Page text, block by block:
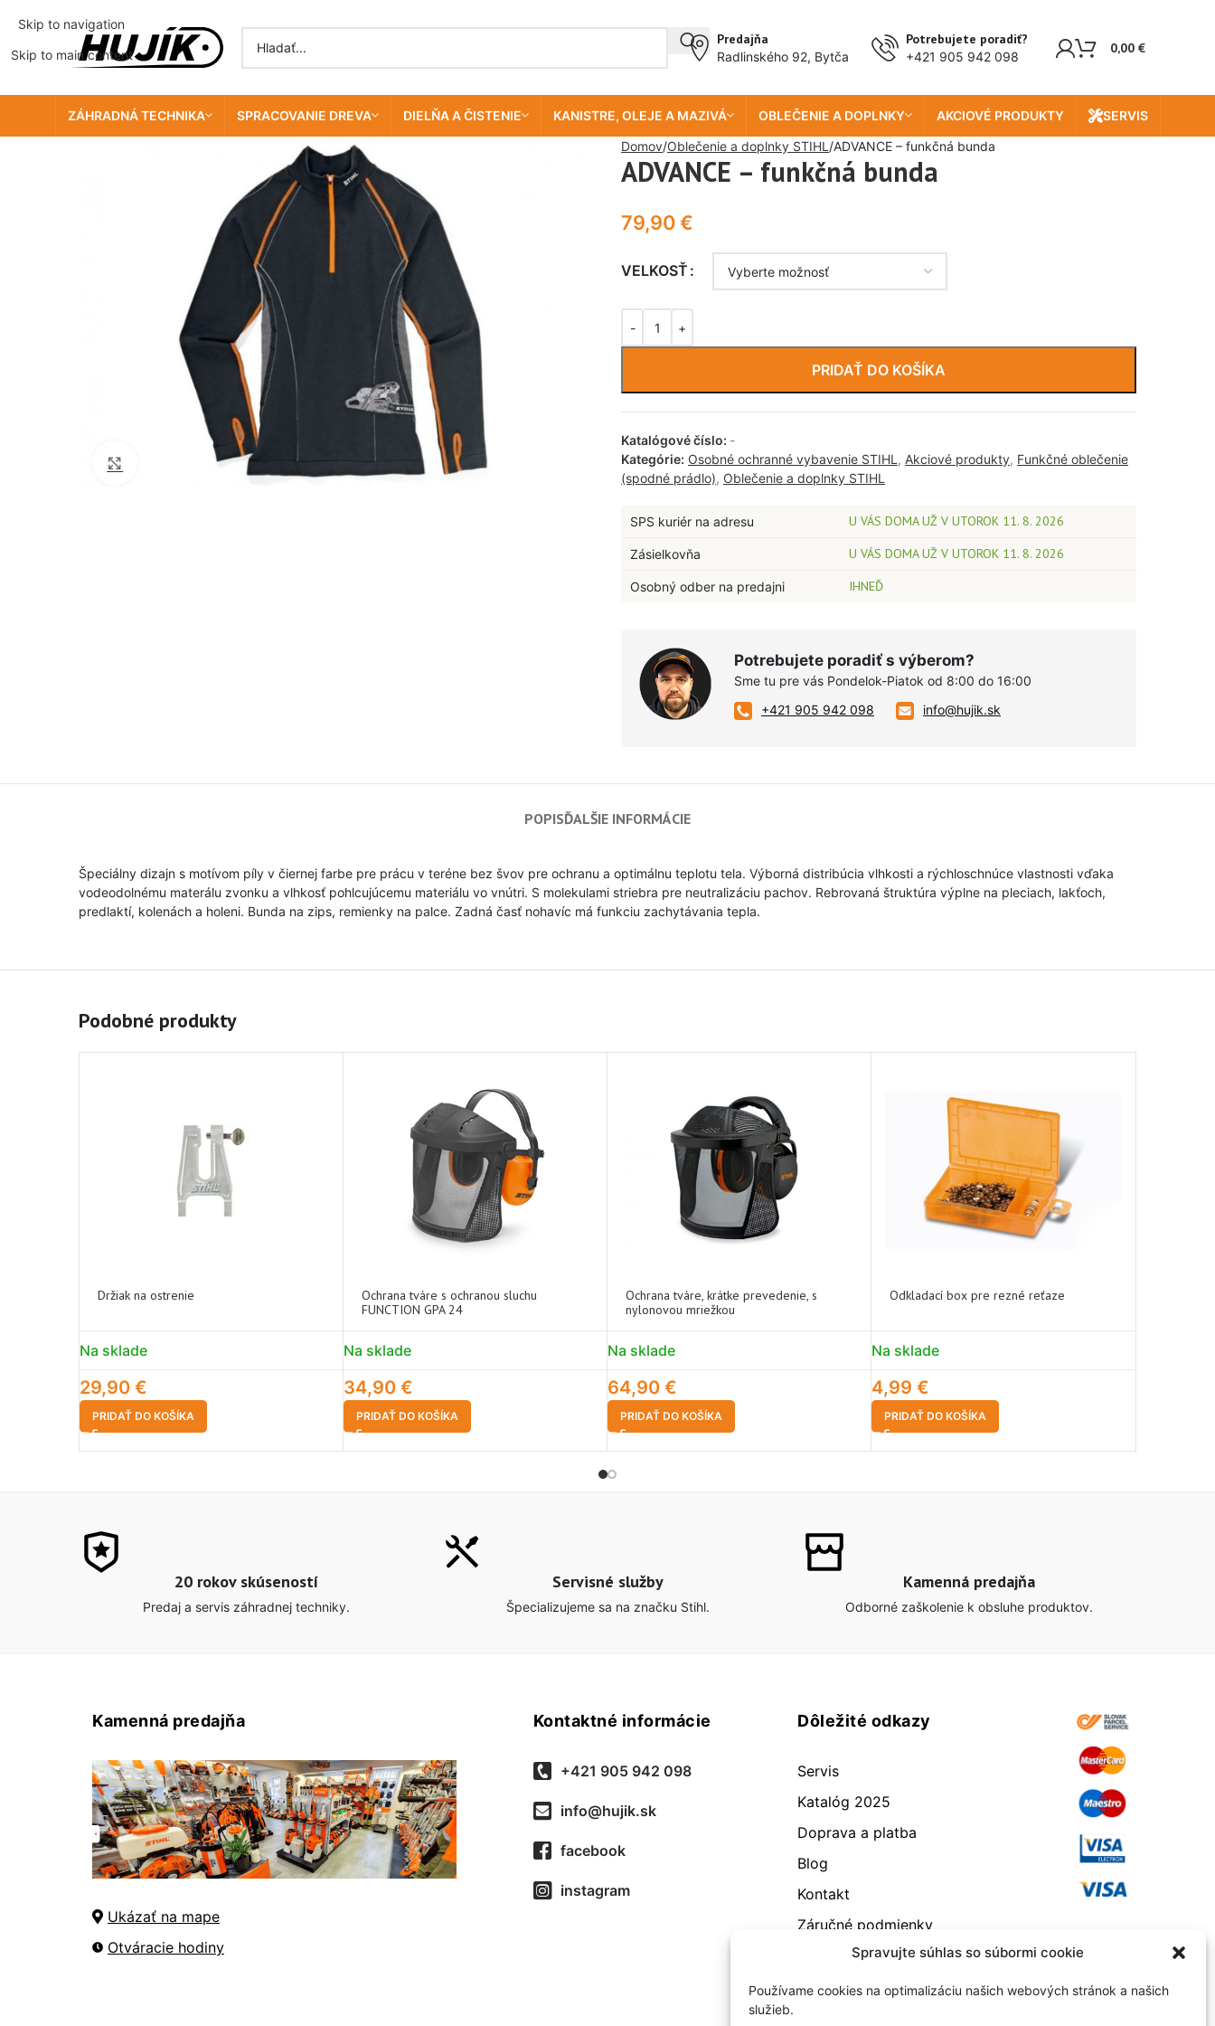
Spravujte súhlas so súbormi cookie
Používame cookies na optimalizáciu našich webových stránok a našich
služieb.
Skip to navigation
Skip to main content
Predajňa
Radlinského 92, Bytča
Potrebujete poradiť?
+421 905 942 098
0,00 €
ZÁHRADNÁ TECHNIKA SPRACOVANIE DREVA DIELŇA A ČISTENIE KANISTRE, OLEJE A MAZIVÁ OBLEČENIE A DOPLNKY AKCIOVÉ PRODUKTY SERVIS
Click to enlarge
Domov Oblečenie a doplnky STIHL ADVANCE – funkčná bunda
ADVANCE – funkčná bunda
79,90€
VELKOSŤ
PRIDAŤ DO KOŠÍKA
Katalógové číslo: -
Kategórie: Osobné ochranné vybavenie STIHL , Akciové produkty, Funkčné oblečenie
(spodné prádlo), Oblečenie a doplnky STIHL
SPS kuriér na adresu U VÁS DOMA UŽ V UTOROK 11. 8. 2026
Zásielkovňa U VÁS DOMA UŽ V UTOROK 11. 8. 2026
Osobný odber na predajni IHNEĎ
Potrebujete poradiť s výberom?
Sme tu pre vás Pondelok-Piatok od 8:00 do 16:00
+421 905 942 098
info@hujik.sk
POPISĎALŠIE INFORMÁCIE
Špeciálny dizajn s motívom píly v čiernej farbe pre prácu v teréne bez švov pre ochranu a optimálnu teplotu tela. Výborná distribúcia vlhkosti a rýchloschnúce vlastnosti vďaka
vodeodolnému materálu zvonku a vlhkosť pohlcujúcemu materiálu vo vnútri. S molekulami striebra pre neutralizáciu pachov. Rebrovaná štruktúra výplne na pleciach, lakťoch,
predlaktí, kolenách a holeni. Bunda na zips, remienky na palce. Zadná časť nohavíc má funkciu zachytávania tepla.
Podobné produkty
Držiak na ostrenie
Na sklade
29,90 €
PRIDAŤ DO KOŠÍKA
Ochrana tváre s ochranou sluchu
FUNCTION GPA 24
Na sklade
34,90 €
PRIDAŤ DO KOŠÍKA
Ochrana tváre, krátke prevedenie, s
nylonovou mriežkou
Na sklade
64,90 €
PRIDAŤ DO KOŠÍKA
Odkladací box pre rezné reťaze
Na sklade
4,99 €
PRIDAŤ DO KOŠÍKA
20 rokov skúseností
Predaj a servis záhradnej techniky.
Servisné služby
Špecializujeme sa na značku Stihl.
Kamenná predajňa
Odborné zaškolenie k obsluhe produktov.
Kamenná predajňa
Ukázať na mape
Otváracie hodiny
Kontaktné informácie
+421 905 942 098
info@hujik.sk
facebook
instagram
Dôležité odkazy
Servis
Katalóg 2025
Doprava a platba
Blog
Kontakt
Záručné podmienky
Odstúpenie od zmluvy
Reklamácia a vrátenie